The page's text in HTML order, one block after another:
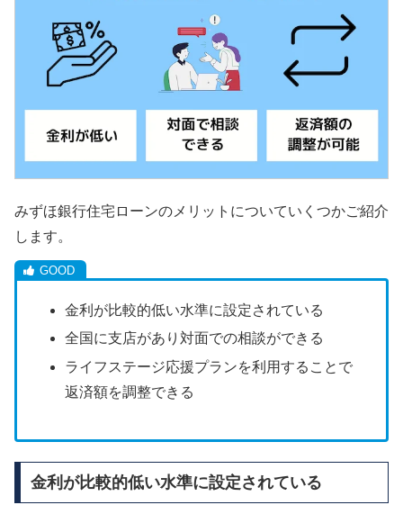
みずほ銀行住宅ローンのメリットについていくつかご紹介
します。
金利が比較的低い水準に設定されている
全国に支店があり対面での相談ができる
ライフステージ応援プランを利用することで
返済額を調整できる
金利が比較的低い水準に設定されている